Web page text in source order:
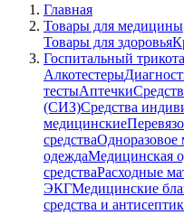
Главная
Товары для медицины
Товары для здоровья
Госпитальный
Алкотестеры
тестыАптечки
(СИЗ)Средства
медицинские
средстваОдноразовое
одеждаМедицинская
средстваРасходные
ЭКГМедицинские
средства и